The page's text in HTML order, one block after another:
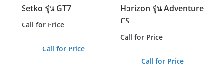
Setko รุ่น GT7
Call for Price
Call for Price
Horizon รุ่น Adventure
CS
Call for Price
Call for Price